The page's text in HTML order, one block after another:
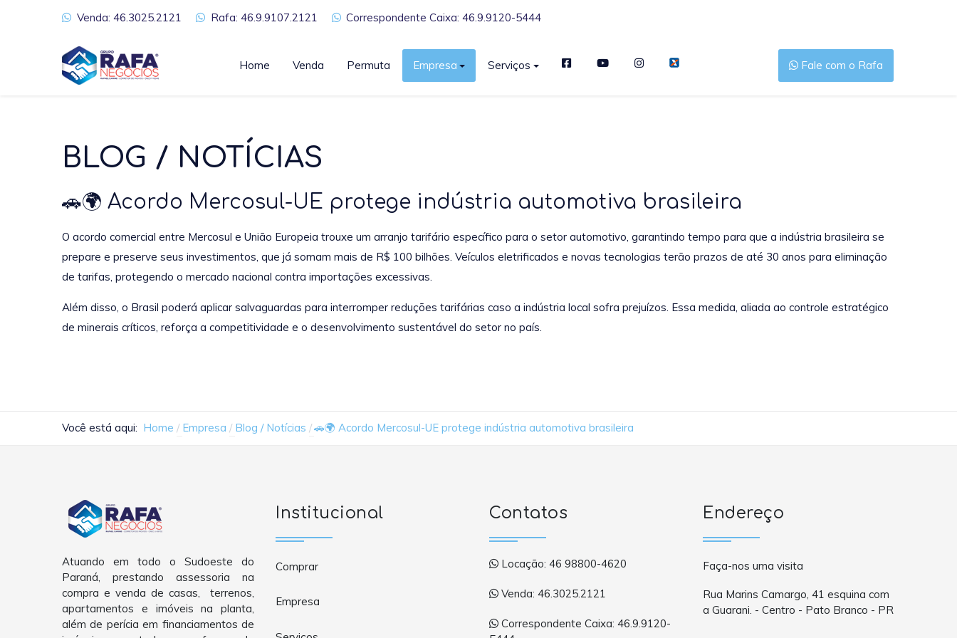
Venda: 46.3025.2121 Rafa: 46.9.9107.2121 Correspondente Caixa: 46.9.9120-5444
Home Venda Permuta Empresa Serviços Fale com o Rafa
BLOG / NOTÍCIAS
🚗🌍 Acordo Mercosul-UE protege indústria automotiva brasileira
O acordo comercial entre Mercosul e União Europeia trouxe um arranjo tarifário específico para o setor automotivo, garantindo tempo para que a indústria brasileira se
prepare e preserve seus investimentos, que já somam mais de R$ 100 bilhões. Veículos eletrificados e novas tecnologias terão prazos de até 30 anos para eliminação
de tarifas, protegendo o mercado nacional contra importações excessivas.
Além disso, o Brasil poderá aplicar salvaguardas para interromper reduções tarifárias caso a indústria local sofra prejuízos. Essa medida, aliada ao controle estratégico
de minerais críticos, reforça a competitividade e o desenvolvimento sustentável do setor no país.
Você está aqui: Home Empresa Blog / Notícias 🚗🌍 Acordo Mercosul-UE protege indústria automotiva brasileira
Atuando em todo o Sudoeste do
Paraná, prestando assessoria na
compra e venda de casas, terrenos,
apartamentos e imóveis na planta,
além de perícia em financiamentos de
Institucional
Comprar
Empresa
Contatos
Locação: 46 98800-4620
Venda: 46.3025.2121
Correspondente Caixa: 46.9.9120-
Endereço
Faça-nos uma visita
Rua Marins Camargo, 41 esquina com
a Guarani. - Centro - Pato Branco - PR